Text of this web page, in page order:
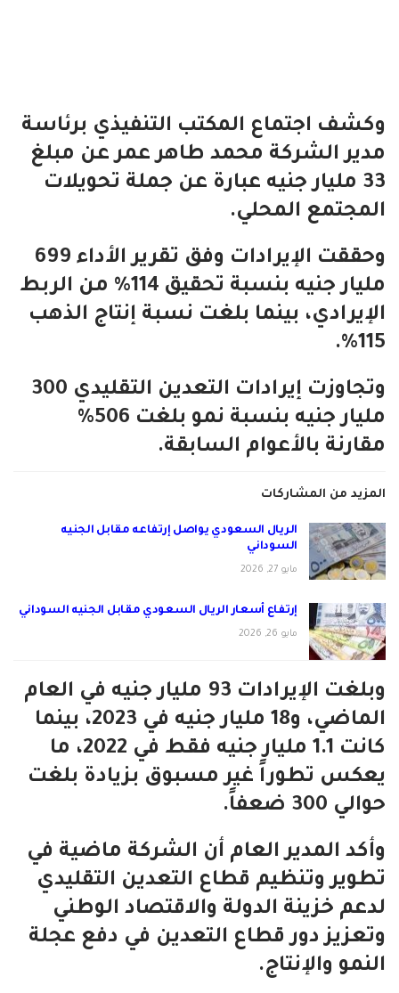
وكشف اجتماع المكتب التنفيذي برئاسة
مدير الشركة محمد طاهر عمر عن مبلغ
33 مليار جنيه عبارة عن جملة تحويلات
المجتمع المحلي.
وحققت الإيرادات وفق تقرير الأداء 699
مليار جنيه بنسبة تحقيق 114% من الربط
الإيرادي، بينما بلغت نسبة إنتاج الذهب
115%.
وتجاوزت إيرادات التعدين التقليدي 300
مليار جنيه بنسبة نمو بلغت 506%
مقارنة بالأعوام السابقة.
المزيد من المشاركات
الريال السعودي يواصل إرتفاعه مقابل الجنيه
السوداني
مايو 27, 2026
إرتفاع أسعار الريال السعودي مقابل الجنيه السوداني
مايو 26, 2026
وبلغت الإيرادات 93 مليار جنيه في العام
الماضي، و18 مليار جنيه في 2023، بينما
كانت 1.1 مليار جنيه فقط في 2022، ما
يعكس تطوراً غير مسبوق بزيادة بلغت
حوالي 300 ضعفاً.
وأكد المدير العام أن الشركة ماضية في
تطوير وتنظيم قطاع التعدين التقليدي
لدعم خزينة الدولة والاقتصاد الوطني
وتعزيز دور قطاع التعدين في دفع عجلة
النمو والإنتاج.